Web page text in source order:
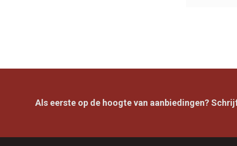
Als eerste op de hoogte van aanbiedingen?